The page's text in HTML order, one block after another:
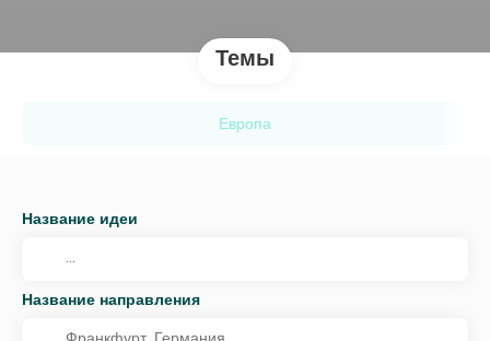
Темы
Европа
Название идеи
Название направления